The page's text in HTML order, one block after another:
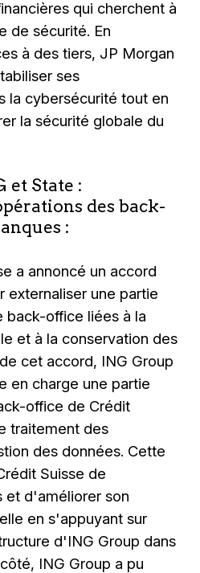
qui cherchent à
de sécurité. En
à des tiers, JP Morgan
ses
la cybersécurité tout en
la sécurité globale du
et State :
des back-
:
a annoncé un accord
externaliser une partie
back-office liées à la
et à la conservation des
cet accord, ING Group
en charge une partie
office de Crédit
traitement des
des données. Cette
Suisse de
et d'améliorer son
en s'appuyant sur
d'ING Group dans
ING Group a pu